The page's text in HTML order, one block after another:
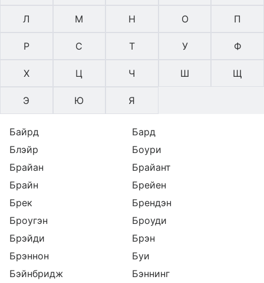
Л М Н О П
Р С Т У Ф
Х Ц Ч Ш Щ
Э Ю Я
Байрд
Бард
Блэйр
Боури
Брайан
Брайант
Брайн
Брейен
Брек
Брендэн
Броугэн
Броуди
Брэйди
Брэн
Брэннон
Буи
Бэйнбридж
Бэннинг